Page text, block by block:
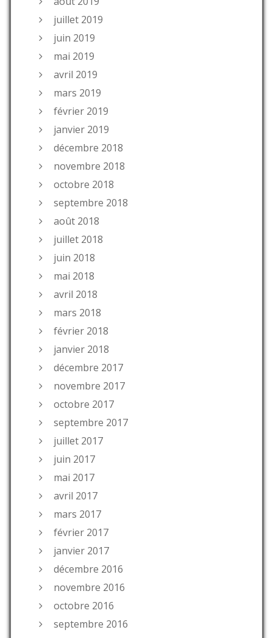
juillet 2019
juin 2019
mai 2019
avril 2019
mars 2019
février 2019
janvier 2019
décembre 2018
novembre 2018
octobre 2018
septembre 2018
août 2018
juillet 2018
juin 2018
mai 2018
avril 2018
mars 2018
février 2018
janvier 2018
décembre 2017
novembre 2017
octobre 2017
septembre 2017
juillet 2017
juin 2017
mai 2017
avril 2017
mars 2017
février 2017
janvier 2017
décembre 2016
novembre 2016
octobre 2016
septembre 2016